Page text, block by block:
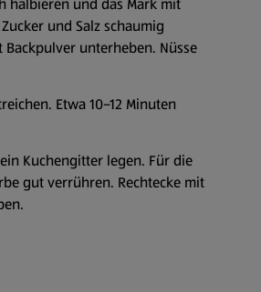
halbieren und das Mark mit
und Salz schaumig
unterheben. Nüsse
Etwa 10–12 Minuten
Kuchengitter legen. Für die
gut verrühren. Rechtecke mit